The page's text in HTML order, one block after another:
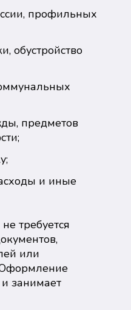
профильных
обустройство
предметов
и иные
требуется
или
Оформление
занимает